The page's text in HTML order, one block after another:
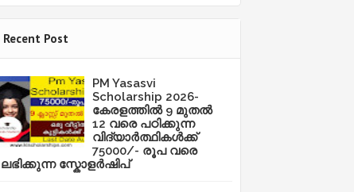
Recent Post
PM Yasasvi
Scholarship 2026-
കേരളത്തിൽ 9 മുതൽ
12 വരെ പഠിക്കുന്ന
വിദ്യാർത്ഥികൾക്ക്
75000/- രൂപ വരെ
ലഭിക്കുന്ന സ്കോളർഷിപ്